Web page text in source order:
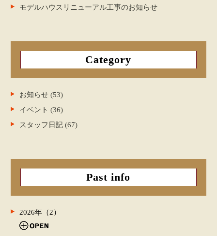
モデルハウスリニューアル工事のお知らせ
Category
お知らせ (53)
イベント (36)
スタッフ日記 (67)
Past info
2026年（2）